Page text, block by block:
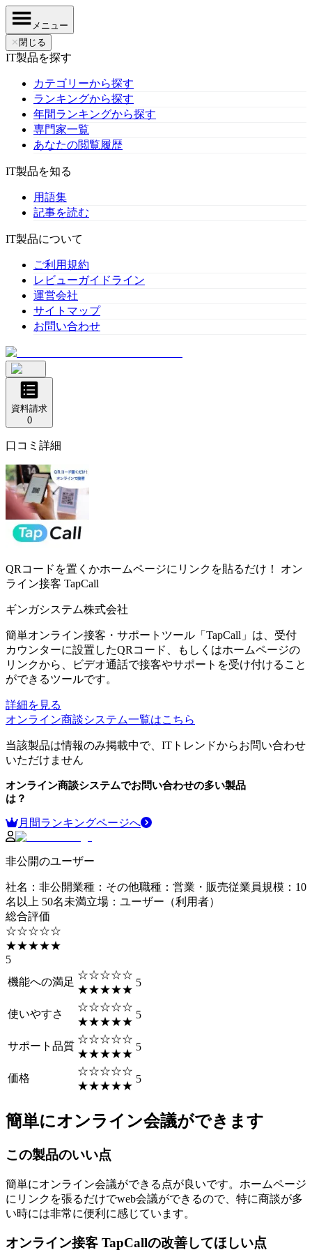
メニュー
✕ 閉じる
IT製品を探す
カテゴリーから探す
ランキングから探す
年間ランキングから探す
専門家一覧
あなたの閲覧履歴
IT製品を知る
用語集
記事を読む
IT製品について
ご利用規約
レビューガイドライン
運営会社
サイトマップ
お問い合わせ
資料請求
0
口コミ詳細
QRコードを置くかホームページにリンクを貼るだけ！
オン
ライン接客 TapCall
ギンガシステム株式会社
簡単オンライン接客・サポートツール「TapCall」は、受付
カウンターに設置したQRコード、もしくはホームページの
リンクから、ビデオ通話で接客やサポートを受け付けること
ができるツールです。
詳細を見る
オンライン商談システム一覧はこちら
当該製品は情報のみ掲載中で、ITトレンドからお問い合わせ
いただけません
オンライン商談システムでお問い合わせの多い製品
は？
月間ランキングページへ
非公開のユーザー
社名 ： 非公開業種 ： その他職種 ： 営業・販売従業員規模 ： 10
名以上 50名未満立場 ： ユーザー（利用者）
総合評価
☆☆☆☆☆
★★★★★
5
機能への満足
☆☆☆☆☆
★★★★★
5
使いやすさ
☆☆☆☆☆
★★★★★
5
サポート品質
☆☆☆☆☆
★★★★★
5
価格
☆☆☆☆☆
★★★★★
5
簡単にオンライン会議ができます
この製品のいい点
簡単にオンライン会議ができる点が良いです。ホームページ
にリンクを張るだけでweb会議ができるので、特に商談が多
い時には非常に便利に感じています。
オンライン接客 TapCallの改善してほしい点